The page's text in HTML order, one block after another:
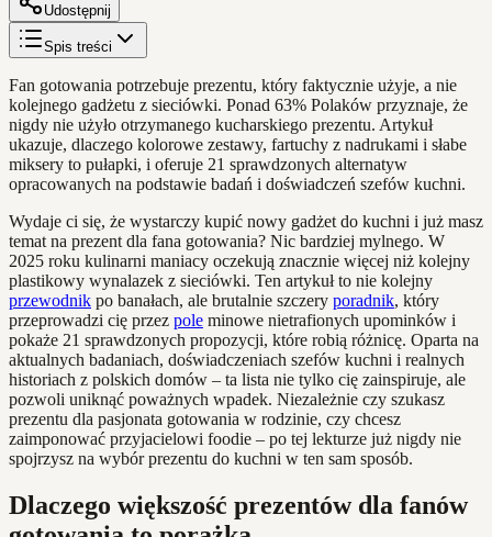
Udostępnij
Spis treści
Fan gotowania potrzebuje prezentu, który faktycznie użyje, a nie
kolejnego gadżetu z sieciówki. Ponad 63% Polaków przyznaje, że
nigdy nie użyło otrzymanego kucharskiego prezentu. Artykuł
ukazuje, dlaczego kolorowe zestawy, fartuchy z nadrukami i słabe
miksery to pułapki, i oferuje 21 sprawdzonych alternatyw
opracowanych na podstawie badań i doświadczeń szefów kuchni.
Wydaje ci się, że wystarczy kupić nowy gadżet do kuchni i już masz
temat na prezent dla fana gotowania? Nic bardziej mylnego. W
2025 roku kulinarni maniacy oczekują znacznie więcej niż kolejny
plastikowy wynalazek z sieciówki. Ten artykuł to nie kolejny
przewodnik po banałach, ale brutalnie szczery poradnik, który
przeprowadzi cię przez pole minowe nietrafionych upominków i
pokaże 21 sprawdzonych propozycji, które robią różnicę. Oparta na
aktualnych badaniach, doświadczeniach szefów kuchni i realnych
historiach z polskich domów – ta lista nie tylko cię zainspiruje, ale
pozwoli uniknąć poważnych wpadek. Niezależnie czy szukasz
prezentu dla pasjonata gotowania w rodzinie, czy chcesz
zaimponować przyjacielowi foodie – po tej lekturze już nigdy nie
spojrzysz na wybór prezentu do kuchni w ten sam sposób.
Dlaczego większość prezentów dla fanów